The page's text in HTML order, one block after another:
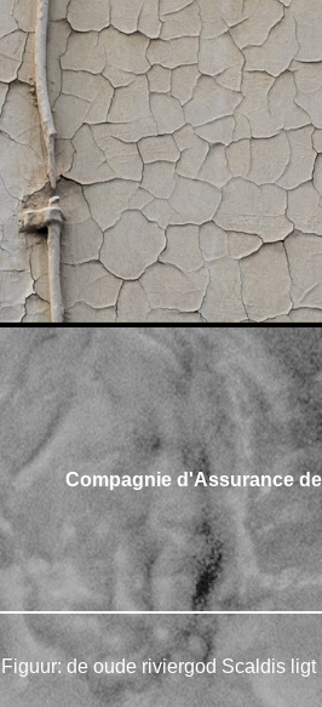
Compagnie d'Assurance
Figuur: de oude riviergod Scaldis